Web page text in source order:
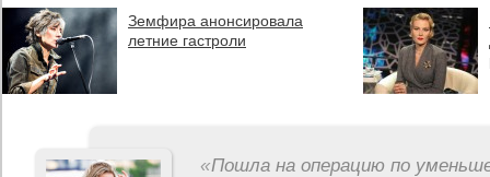
Земфира анонсировала
летние гастроли
«Пошла на операцию по